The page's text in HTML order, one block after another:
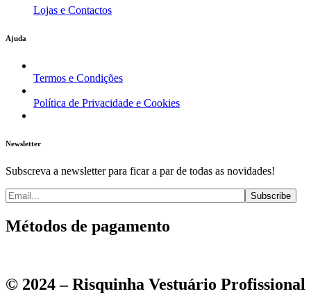
Lojas e Contactos
Ajuda
Termos e Condições
Política de Privacidade e Cookies
Newsletter
Subscreva a newsletter para ficar a par de todas as novidades!
Métodos de pagamento
© 2024 – Risquinha Vestuário Profissional